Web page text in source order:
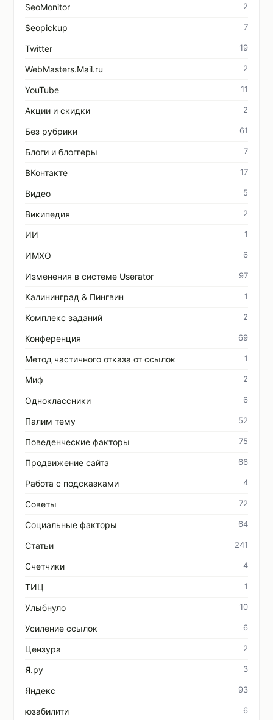
SeoMonitor 2
Seopickup 7
Twitter 19
WebMasters.Mail.ru 2
YouTube 11
Акции и скидки 2
Без рубрики 61
Блоги и блоггеры 7
ВКонтакте 17
Видео 5
Википедия 2
ИИ 1
ИМХО 6
Изменения в системе Userator 97
Калининград & Пингвин 1
Комплекс заданий 2
Конференция 69
Метод частичного отказа от ссылок 1
Миф 2
Одноклассники 6
Палим тему 52
Поведенческие факторы 75
Продвижение сайта 66
Работа с подсказками 4
Советы 72
Социальные факторы 64
Статьи 241
Счетчики 4
ТИЦ 1
Улыбнуло 10
Усиление ссылок 6
Цензура 2
Я.ру 3
Яндекс 93
юзабилити 6